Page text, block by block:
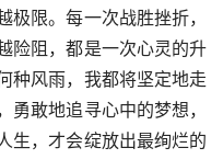
限。每一次战胜挫折，
险阻，都是一次心灵的升
种风雨，我都将坚定地走
敢地追寻心中的梦想，
生，才会绽放出最绚烂的